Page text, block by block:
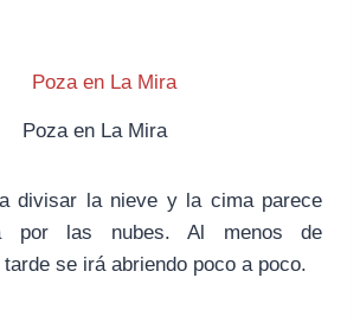
Poza en La Mira
divisar la nieve y la cima parece
por las nubes. Al menos de
se irá abriendo poco a poco.